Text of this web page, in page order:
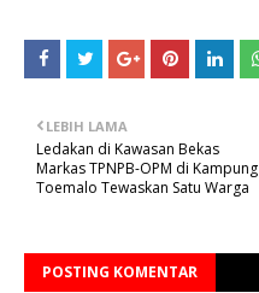
LEBIH LAMA
Ledakan di Kawasan Bekas
Markas TPNPB-OPM di Kampung
Toemalo Tewaskan Satu Warga
POSTING KOMENTAR